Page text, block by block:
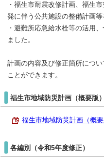
・福生市耐震改修計画、福生
発に伴う公共施設の整備計画等
・避難所応急給水栓等の活用
ました。
計画の内容及び修正箇所につ
ことができます。
福生市地域防災計画（概要版）
福生市地域防災計画（概
各編別（令和5年度修正）